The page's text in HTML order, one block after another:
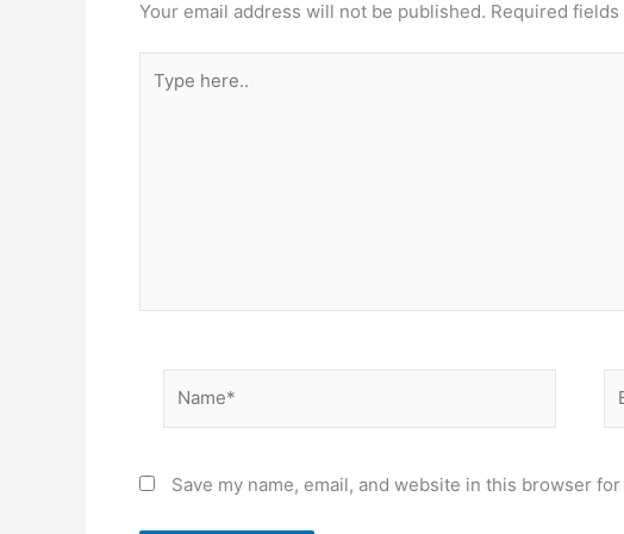
Your email address will not be published. Required fields
here..
Save my name, email, and website in this browser